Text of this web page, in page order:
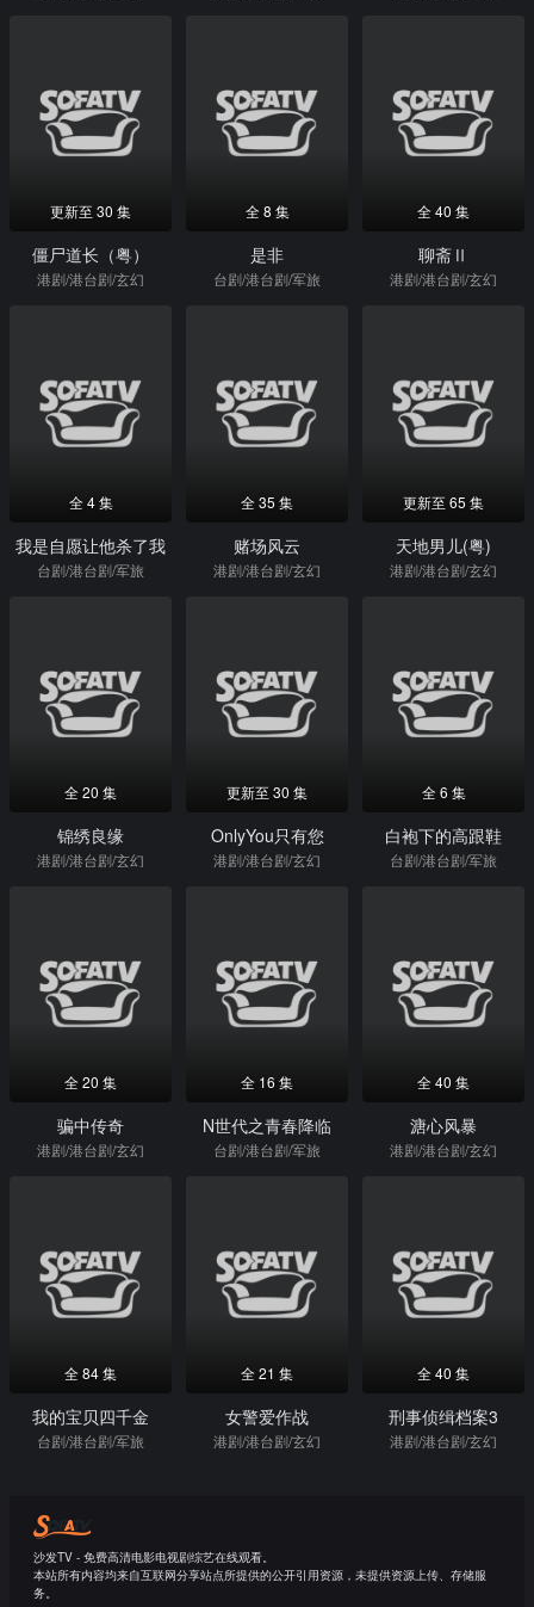
更新至 30 集
僵尸道长（粤）
港剧/港台剧/玄幻
全 8 集
是非
台剧/港台剧/军旅
全 40 集
聊斋Ⅱ
港剧/港台剧/玄幻
全 4 集
我是自愿让他杀了我
台剧/港台剧/军旅
全 35 集
赌场风云
港剧/港台剧/玄幻
更新至 65 集
天地男儿(粤)
港剧/港台剧/玄幻
全 20 集
锦绣良缘
港剧/港台剧/玄幻
更新至 30 集
OnlyYou只有您
港剧/港台剧/玄幻
全 6 集
白袍下的高跟鞋
台剧/港台剧/军旅
全 20 集
骗中传奇
港剧/港台剧/玄幻
全 16 集
N世代之青春降临
台剧/港台剧/军旅
全 40 集
溏心风暴
港剧/港台剧/玄幻
全 84 集
我的宝贝四千金
台剧/港台剧/军旅
全 21 集
女警爱作战
港剧/港台剧/玄幻
全 40 集
刑事侦缉档案3
港剧/港台剧/玄幻
沙发TV - 免费高清电影电视剧综艺在线观看。
本站所有内容均来自互联网分享站点所提供的公开引用资源，未提供资源上传、存储服
务。